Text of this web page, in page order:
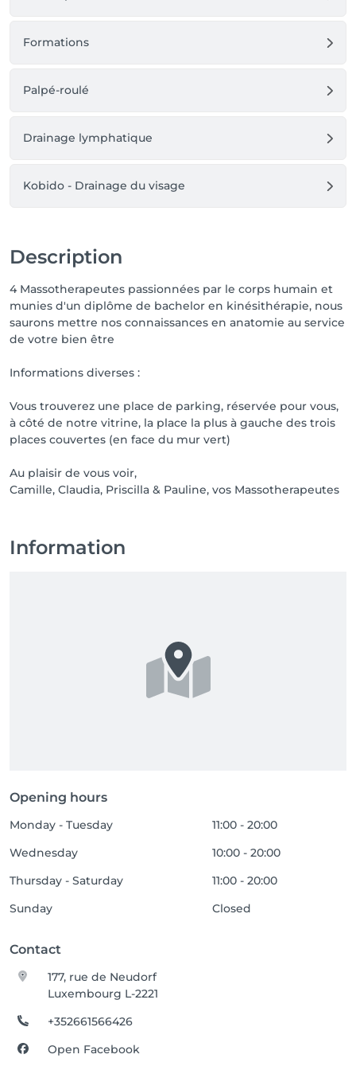
Merci de vous présenter à l'heure voire 5min en
rendez-vous.
Formations
Palpé-roulé
Drainage lymphatique
Kobido - Drainage du visage
Description
4 Massotherapeutes passionnées par le corps humain et
munies d'un diplôme de bachelor en kinésithérapie, nous
saurons mettre nos connaissances en anatomie au service
de votre bien être
Informations diverses :
Vous trouverez une place de parking, réservée pour vous,
à côté de notre vitrine, la place la plus à gauche des trois
places couvertes (en face du mur vert)
Au plaisir de vous voir,
Camille, Claudia, Priscilla & Pauline, vos Massotherapeutes
Information
Opening hours
Monday - Tuesday
11:00 - 20:00
Wednesday
10:00 - 20:00
Thursday - Saturday
11:00 - 20:00
Sunday
Closed
Contact
177, rue de Neudorf
Luxembourg L-2221
+352661566426
Open Facebook